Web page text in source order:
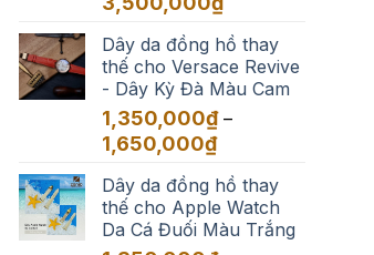
từ
550,000₫
đến
3,500,000₫
Dây da đồng hồ thay
thế cho Versace Revive
- Dây Kỳ Đà Màu Cam
1,350,000₫ –
1,650,000₫Khoảng
từ
1,350,000₫
đến
Dây da đồng hồ thay
thế cho Apple Watch
Da Cá Đuối Màu Trắng